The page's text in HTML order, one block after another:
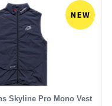
Skyline Pro Mono Vest